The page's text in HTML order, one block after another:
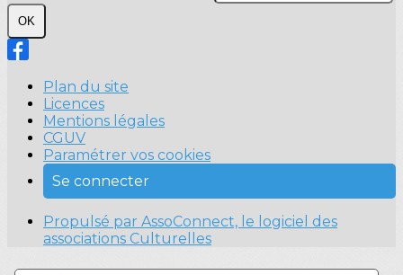
OK
Plan du site
Licences
Mentions légales
CGUV
Paramétrer vos cookies
Se connecter
Propulsé par AssoConnect, le logiciel des
associations Culturelles